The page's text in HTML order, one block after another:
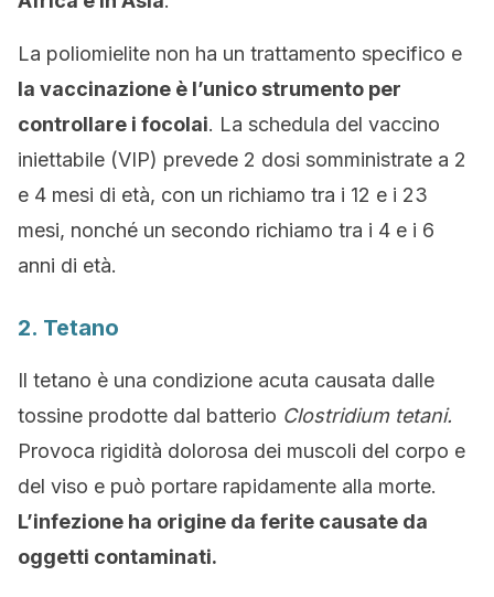
La poliomielite non ha un trattamento specifico e
la vaccinazione è l’unico strumento per
controllare i focolai. La schedula del vaccino
iniettabile (VIP) prevede 2 dosi somministrate a 2
e 4 mesi di età, con un richiamo tra i 12 e i 23
mesi, nonché un secondo richiamo tra i 4 e i 6
anni di età.
2. Tetano
Il tetano è una condizione acuta causata dalle
tossine prodotte dal batterio Clostridium tetani.
Provoca rigidità dolorosa dei muscoli del corpo e
del viso e può portare rapidamente alla morte.
L’infezione ha origine da ferite causate da
oggetti contaminati.